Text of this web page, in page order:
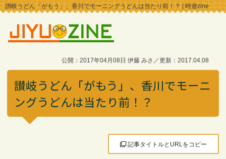
讃岐うどん「がもう」、香川でモーニングうどんは当たり前！？ | 時遊zine
公開：2017年04月08日 伊藤 みさ／更新：2017.04.08
讃岐うどん「がもう」、香川でモーニ
ングうどんは当たり前！？
記事タイトルとURLをコピー